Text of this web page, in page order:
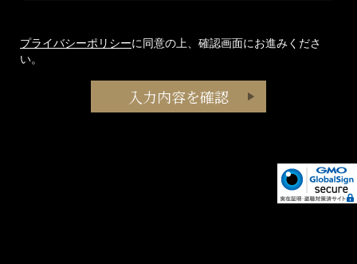
プライバシーポリシーに同意の上、確認画面にお進みくださ
い。